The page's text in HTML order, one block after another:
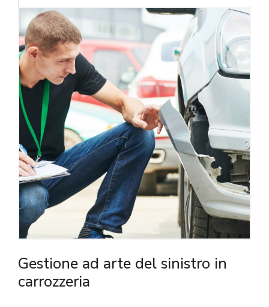
Gestione ad arte del sinistro in
carrozzeria